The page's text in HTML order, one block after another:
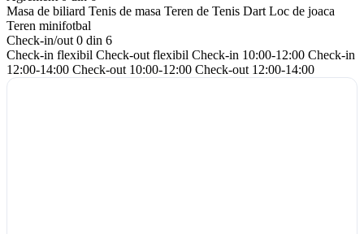
Masa de biliard Tenis de masa Teren de Tenis Dart Loc de joaca
Teren minifotbal
Check-in/out 0 din 6
Check-in flexibil Check-out flexibil Check-in 10:00-12:00 Check-in
12:00-14:00 Check-out 10:00-12:00 Check-out 12:00-14:00